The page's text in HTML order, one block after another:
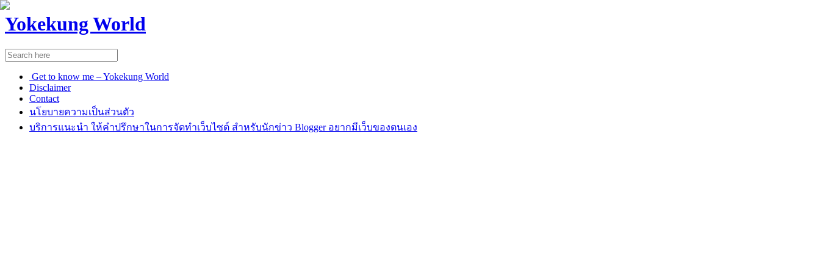
Yokekung World
Get to know me – Yokekung World
Disclaimer
Contact
นโยบายความเป็นส่วนตัว
บริการแนะนำ ให้คำปรึกษาในการจัดทำเว็บไซต์ สำหรับนักข่าว Blogger อยากมีเว็บของตนเอง